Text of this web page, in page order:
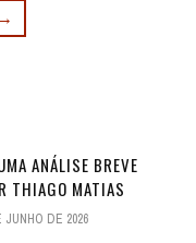
→
ANÁLISE BREVE
THIAGO MATIAS
JUNHO DE 2026